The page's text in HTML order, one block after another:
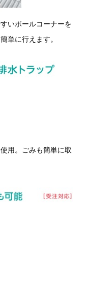
いボールコーナーを
単に行えます。
用。ごみも簡単に取